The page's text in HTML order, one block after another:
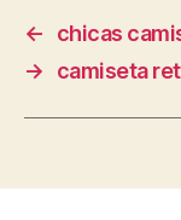
←
chicas
→
camiseta